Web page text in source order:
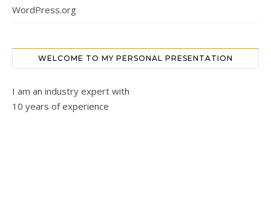
WordPress.org
WELCOME TO MY PERSONAL PRESENTATION
I am an industry expert with
10 years of experience